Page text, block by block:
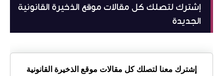
إشترك لتصلك كل مقالات موقع الذخيرة القانونية
الجديدة
إشترك معنا لتصلك كل مقالات موقع الذخيرة القانونية